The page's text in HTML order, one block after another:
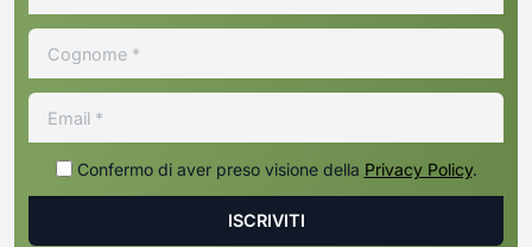
Confermo di aver preso visione della Privacy Policy.